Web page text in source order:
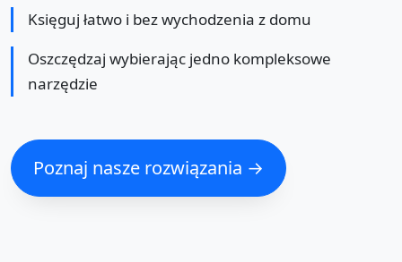
Księguj łatwo i bez wychodzenia z domu
Oszczędzaj wybierając jedno kompleksowe
narzędzie
Poznaj nasze rozwiązania →